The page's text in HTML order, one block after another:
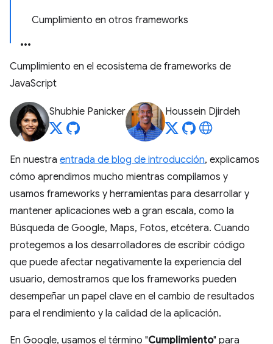
Cumplimiento en otros frameworks
Cumplimiento en el ecosistema de frameworks de
JavaScript
Shubhie Panicker Houssein Djirdeh
En nuestra entrada de blog de introducción, explicamos
cómo aprendimos mucho mientras compilamos y
usamos frameworks y herramientas para desarrollar y
mantener aplicaciones web a gran escala, como la
Búsqueda de Google, Maps, Fotos, etcétera. Cuando
protegemos a los desarrolladores de escribir código
que puede afectar negativamente la experiencia del
usuario, demostramos que los frameworks pueden
desempeñar un papel clave en el cambio de resultados
para el rendimiento y la calidad de la aplicación.
En Google, usamos el término "Cumplimiento" para